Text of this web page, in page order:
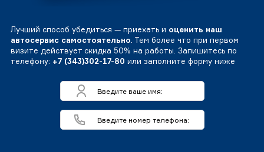
Лучший способ убедиться — приехать и оценить наш
автосервис самостоятельно. Тем более что при первом
визите действует скидка 50% на работы. Запишитесь по
телефону: +7 (343)302-17-80 или заполните форму ниже